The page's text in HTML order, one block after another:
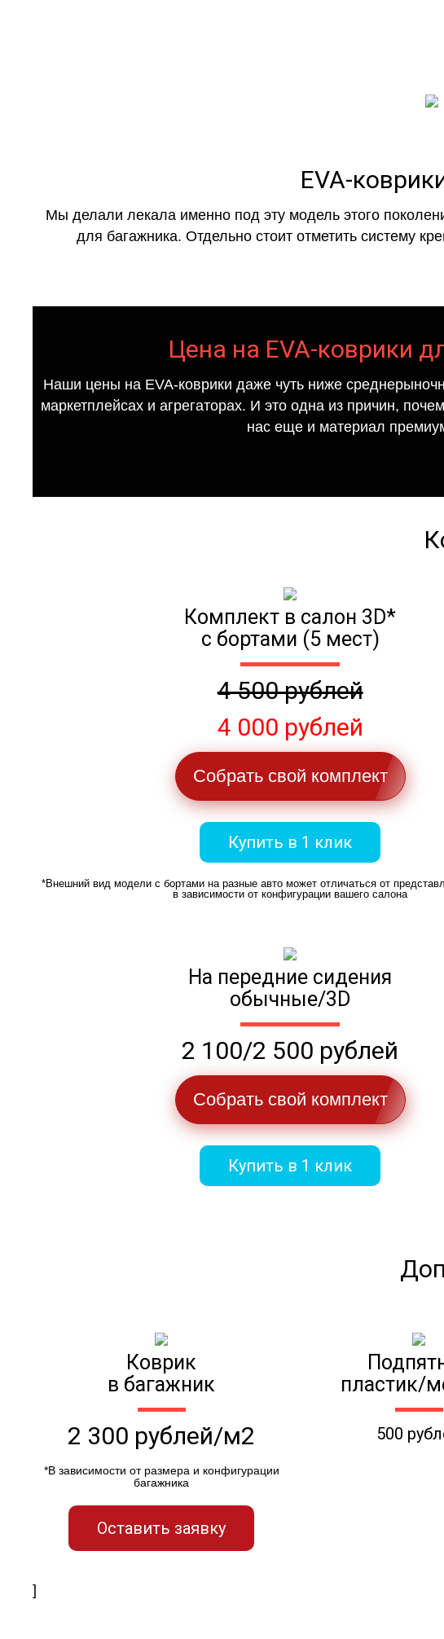
EVA-
Мы делали лекала именно под эту модель этого
для багажника. Отдельно стоит отметить систему
Цена на EVA-коврики
Наши цены на EVA-коврики даже чуть ниже
маркетплейсах и агрегаторах. И это одна из причин,
нас еще и материал
Комплект в салон 3D*
с бортами (5 мест)
4 500 рублей
4 000 рублей
Собрать свой комплект
Купить в 1 клик
*Внешний вид модели с бортами на разные авто может отличаться от
в зависимости от конфигурации вашего салона
На передние сидения
обычные/3D
2 100/2 500 рублей
Собрать свой комплект
Купить в 1 клик
Коврик
в багажник
2 300 рублей/м2
*В зависимости от размера и конфигурации
багажника
Оставить заявку
пластик/
500
]